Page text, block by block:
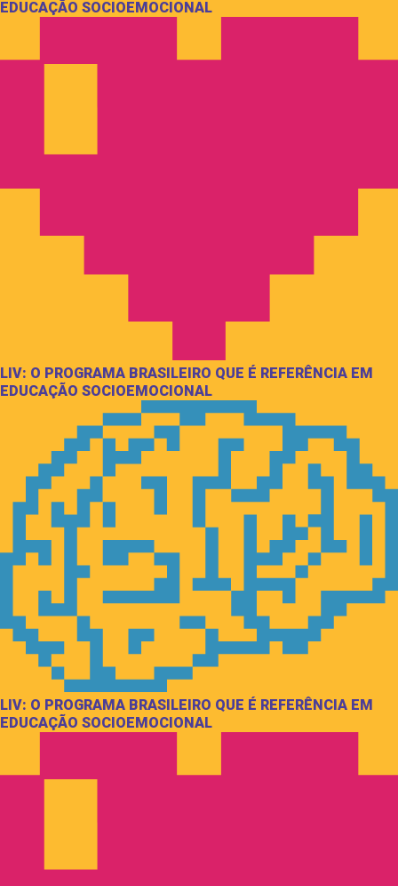
EDUCAÇÃO SOCIOEMOCIONAL
LIV: O PROGRAMA BRASILEIRO QUE É REFERÊNCIA EM
EDUCAÇÃO SOCIOEMOCIONAL
LIV: O PROGRAMA BRASILEIRO QUE É REFERÊNCIA EM
EDUCAÇÃO SOCIOEMOCIONAL